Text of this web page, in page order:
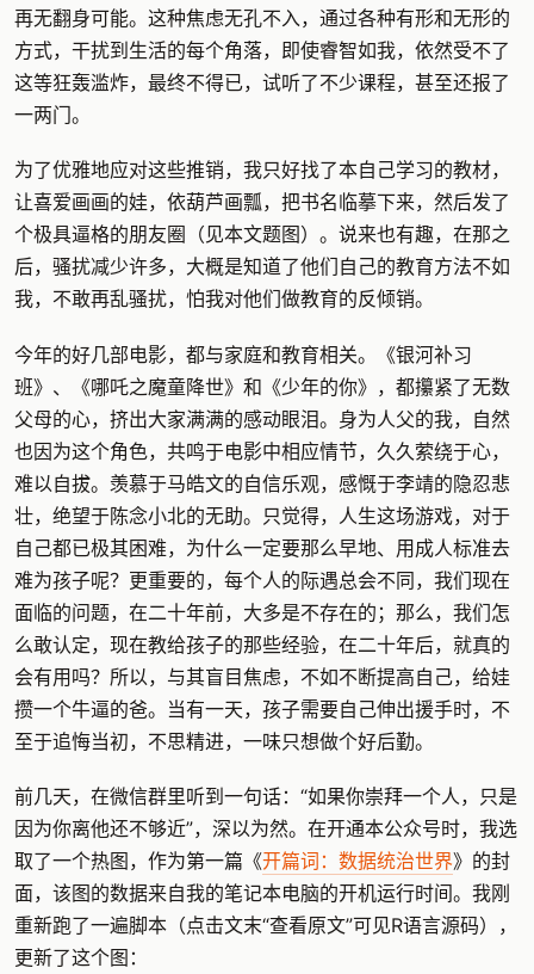
再无翻身可能。这种焦虑无孔不入，通过各种有形和无形的
方式，干扰到生活的每个角落，即使睿智如我，依然受不了
这等狂轰滥炸，最终不得已，试听了不少课程，甚至还报了
一两门。
为了优雅地应对这些推销，我只好找了本自己学习的教材，
让喜爱画画的娃，依葫芦画瓢，把书名临摹下来，然后发了
个极具逼格的朋友圈（见本文题图）。说来也有趣，在那之
后，骚扰减少许多，大概是知道了他们自己的教育方法不如
我，不敢再乱骚扰，怕我对他们做教育的反倾销。
今年的好几部电影，都与家庭和教育相关。《银河补习
班》、《哪吒之魔童降世》和《少年的你》，都攥紧了无数
父母的心，挤出大家满满的感动眼泪。身为人父的我，自然
也因为这个角色，共鸣于电影中相应情节，久久萦绕于心，
难以自拔。羡慕于马皓文的自信乐观，感慨于李靖的隐忍悲
壮，绝望于陈念小北的无助。只觉得，人生这场游戏，对于
自己都已极其困难，为什么一定要那么早地、用成人标准去
难为孩子呢？更重要的，每个人的际遇总会不同，我们现在
面临的问题，在二十年前，大多是不存在的；那么，我们怎
么敢认定，现在教给孩子的那些经验，在二十年后，就真的
会有用吗？所以，与其盲目焦虑，不如不断提高自己，给娃
攒一个牛逼的爸。当有一天，孩子需要自己伸出援手时，不
至于追悔当初，不思精进，一味只想做个好后勤。
前几天，在微信群里听到一句话：“如果你崇拜一个人，只是
因为你离他还不够近”，深以为然。在开通本公众号时，我选
取了一个热图，作为第一篇《开篇词：数据统治世界》的封
面，该图的数据来自我的笔记本电脑的开机运行时间。我刚
重新跑了一遍脚本（点击文末“查看原文”可见R语言源码），
更新了这个图：